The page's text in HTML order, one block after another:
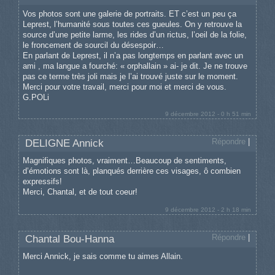
Vos photos sont une galerie de portraits. ET c’est un peu ça
Leprest, l’humanité sous toutes ces gueules. On y retrouve la
source d’une petite larme, les rides d’un rictus, l’oeil de la folie,
le froncement de sourcil du désespoir…
En parlant de Leprest, il n’a pas longtemps en parlant avec un
ami , ma langue a fourché: « orphallain » ai- je dit. Je ne trouve
pas ce terme très joli mais je l’ai trouvé juste sur le moment.
Merci pour votre travail, merci pour moi et merci de vous.
G.POLi
9 décembre 2012 - 0 h 51 min
DELIGNE Annick Répondre
Magnifiques photos, vraiment…Beaucoup de sentiments,
d’émotions sont là, planqués derrière ces visages, ô combien
expressifs!
Merci, Chantal, et de tout coeur!
9 décembre 2012 - 2 h 18 min
Chantal Bou-Hanna Répondre
Merci Annick, je sais comme tu aimes Allain.